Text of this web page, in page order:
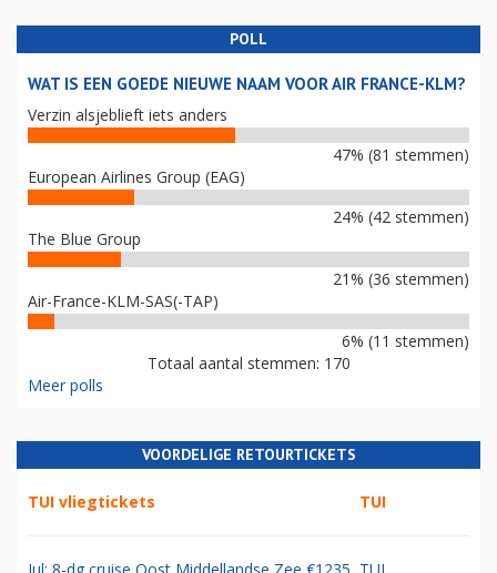
POLL
WAT IS EEN GOEDE NIEUWE NAAM VOOR AIR FRANCE-KLM?
Verzin alsjeblieft iets anders
47% (81 stemmen)
European Airlines Group (EAG)
24% (42 stemmen)
The Blue Group
21% (36 stemmen)
Air-France-KLM-SAS(-TAP)
6% (11 stemmen)
Totaal aantal stemmen: 170
Meer polls
VOORDELIGE RETOURTICKETS
TUI vliegtickets TUI